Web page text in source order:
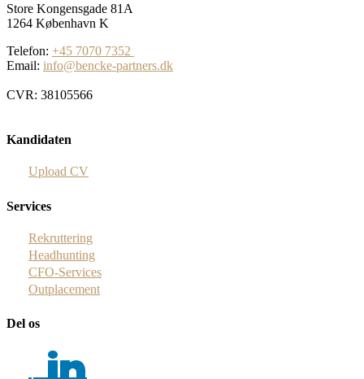
Store Kongensgade 81A
1264 København K
Telefon: +45 7070 7352
Email: info@bencke-partners.dk
CVR: 38105566
Kandidaten
Upload CV
Services
Rekruttering
Headhunting
CFO-Services
Outplacement
Del os